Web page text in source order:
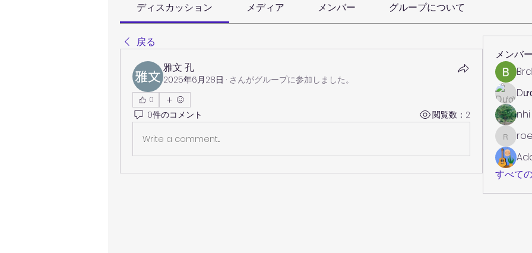
ディスカッション メディア メンバー グループについて
戻る
雅文 孔
2025年6月28日 · さんがグループに参加しました。
0
0件のコメント 閲覧数：2
Write a comment...
メンバ
すべて